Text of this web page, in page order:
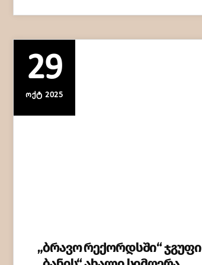
29
ᲝᲥᲢ 2025
„ბრავო რექორდსში“ ჯგუფი